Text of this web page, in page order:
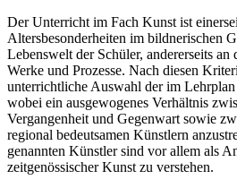
Der Unterricht im Fach Kunst ist
Altersbesonderheiten im bildnerischen
Lebenswelt der Schüler, andererseits
Werke und Prozesse. Nach diesen
unterrichtliche Auswahl der im
wobei ein ausgewogenes Verhältnis
Vergangenheit und Gegenwart sowie
regional bedeutsamen Künstlern
genannten Künstler sind vor allem als
zeitgenössischer Kunst zu verstehen.